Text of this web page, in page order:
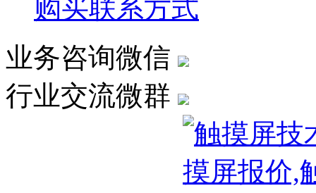
购买联系方式
业务咨询微信
行业交流微群